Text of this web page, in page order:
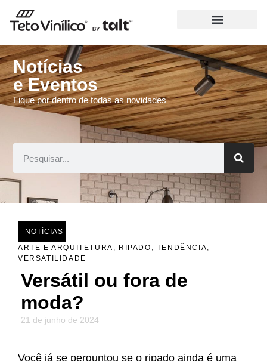
Notícias
e Eventos
Fique por dentro de todas as novidades
NOTÍCIAS
ARTE E ARQUITETURA , RIPADO , TENDÊNCIA,
VERSATILIDADE
Versátil ou fora de
moda?
21 de junho de 2024
Você já se perguntou se o ripado ainda é uma